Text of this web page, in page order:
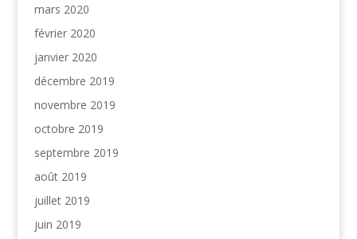
mars 2020
février 2020
janvier 2020
décembre 2019
novembre 2019
octobre 2019
septembre 2019
août 2019
juillet 2019
juin 2019